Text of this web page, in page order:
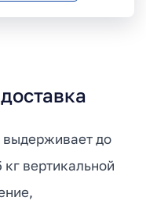
выдерживает до
кг вертикальной